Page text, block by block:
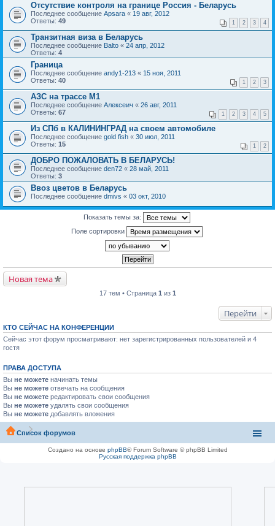
Отсутствие контроля на границе Россия - Беларусь
Последнее сообщение Apsara « 19 авг, 2012
Ответы: 49 1 2 3 4
Транзитная виза в Беларусь
Последнее сообщение Balto « 24 апр, 2012
Ответы: 4
Граница
Последнее сообщение andy1-213 « 15 ноя, 2011
Ответы: 40 1 2 3
АЗС на трассе М1
Последнее сообщение Алексеич « 26 авг, 2011
Ответы: 67 1 2 3 4 5
Из СПб в КАЛИНИНГРАД на своем автомобиле
Последнее сообщение gold fish « 30 июл, 2011
Ответы: 15 1 2
ДОБРО ПОЖАЛОВАТЬ В БЕЛАРУСЬ!
Последнее сообщение den72 « 28 май, 2011
Ответы: 3
Ввоз цветов в Беларусь
Последнее сообщение dmivs « 03 окт, 2010
Показать темы за:
Поле сортировки
Новая тема
17 тем • Страница 1 из 1
Перейти
КТО СЕЙЧАС НА КОНФЕРЕНЦИИ
Сейчас этот форум просматривают: нет зарегистрированных пользователей и 4
гостя
ПРАВА ДОСТУПА
Вы не можете начинать темы
Вы не можете отвечать на сообщения
Вы не можете редактировать свои сообщения
Вы не можете удалять свои сообщения
Вы не можете добавлять вложения
Список форумов
Создано на основе phpBB® Forum Software © phpBB Limited
Русская поддержка phpBB